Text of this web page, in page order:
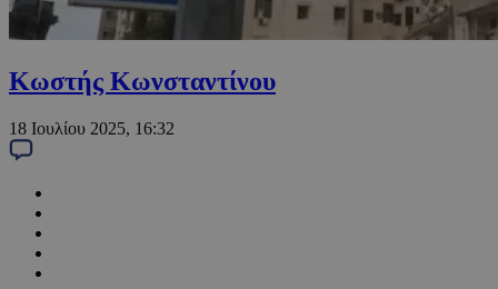
Κωστής Κωνσταντίνου
18 Ιουλίου 2025, 16:32